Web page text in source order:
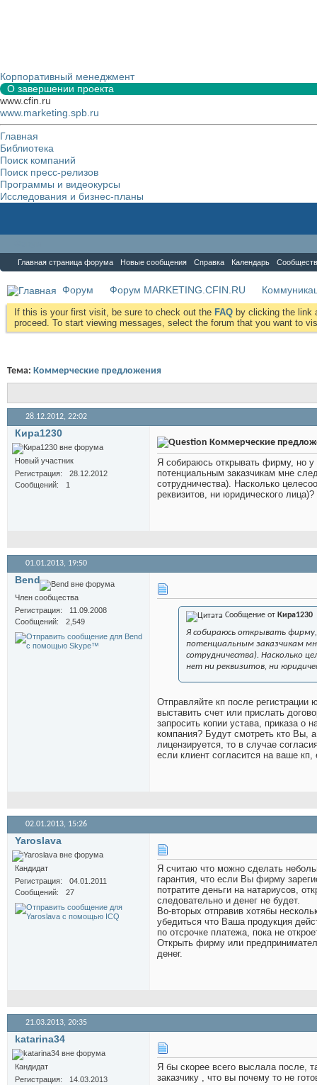
Корпоративный менеджмент
О завершении проекта
www.cfin.ru
www.marketing.spb.ru
Главная
Библиотека
Поиск компаний
Поиск пресс-релизов
Программы и видеокурсы
Исследования и бизнес-планы
Главная страница форума Новые сообщения Справка Календарь
Форум Форум MARKETING.CFIN.RU
If this is your first visit, be sure to check out the FAQ by clicking the link
proceed. To start viewing messages, select the forum that you want to
Тема: Коммерческие предложения
28.12.2012, 22:02
Кира1230
Новый участник
Регистрация
28.12.2012
Сообщений
1
Коммерческие
Я собираюсь открывать фирму, но
потенциальным заказчикам мне
сотрудничества). Насколько
реквизитов, ни юридического лица)?
01.01.2013, 19:50
Bend
Член сообщества
Регистрация
11.09.2008
Сообщений
2,549
Сообщение от Кира1230
Я собираюсь открывать
потенциальным заказчикам
сотрудничества). Насколько
нет ни реквизитов, ни
Отправляйте кп после
выставить счет или прислать
запросить копии устава, приказа о
компания? Будут смотреть кто Вы,
лицензируется, то в случае
если клиент согласится на ваше
02.01.2013, 15:26
Yaroslava
Кандидат
Регистрация
04.01.2011
Сообщений
27
Я считаю что можно сделать
гарантия, что если Вы фирму
потратите деньги на натариусов,
следовательно и денег не будет.
Во-вторых отправив хотябы
убедиться что Ваша продукция
по отсрочке платежа, пока не
Открыть фирму или
денег.
21.03.2013, 20:35
katarina34
Кандидат
Регистрация
14.03.2013
Я бы скорее всего выслала после,
заказчику , что вы почему то не